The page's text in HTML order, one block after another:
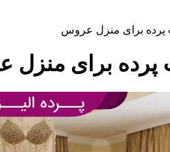
پرده برای منزل عروس
پرده برای